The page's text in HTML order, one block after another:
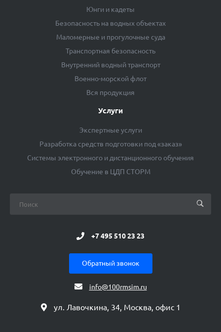
Юнги и кадеты
Безопасность на водных объектах
Маломерные и прогулочные суда
Транспортная безопасность
Внутренний водный транспорт
Военно-морской флот
Вся продукция
Услуги
Экспертные услуги
Разработка средств подготовки под «заказ»
Системы электронного и дистанционного обучения
Обучение в ЦДП СТОРМ
+7 495 510 23 23
Обратный звонок
info@100rmsim.ru
ул. Лавочкина, 34, Москва, офис 1